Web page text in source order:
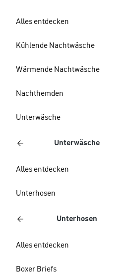
Alles entdecken
Kühlende Nachtwäsche
Wärmende Nachtwäsche
Nachthemden
Unterwäsche
Unterwäsche
Alles entdecken
Unterhosen
Unterhosen
Alles entdecken
Boxer Briefs